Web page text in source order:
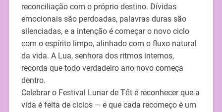
reconciliação com o próprio destino. Dívidas
emocionais são perdoadas, palavras duras são
silenciadas, e a intenção é começar o novo ciclo
com o espírito limpo, alinhado com o fluxo natural
da vida. A Lua, senhora dos ritmos internos,
recorda que todo verdadeiro ano novo começa
dentro.
Celebrar o Festival Lunar de Tết é reconhecer que a
vida é feita de ciclos — e que cada recomeço é um